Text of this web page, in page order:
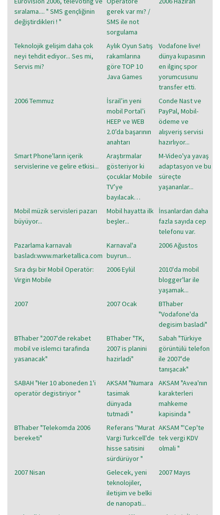
sıralama.... " SMS gençliğinin
değiştirdikleri ! "
gerek var mı? /
SMS ile not
sorgulama
Teknolojik gelişim daha çok
neyi tehdit ediyor... Ses mi,
Servis mi?
Aylık Oyun Satış
rakamlarına
göre TOP 10
Java Games
Vodafone live!
dünya kupasının
en ilginç spor
yorumcusunu
transfer etti.
2006 Temmuz
İsrail’in yeni
mobil Portal’i
HEEP ve WEB
2.0’da başarının
anahtarı
Conde Nast ve
PayPal, Mobil-
ödeme ve
alışveriş servisi
hazırlıyor...
Smart Phone'ların içerik
servislerine ve gelire etkisi...
Araştırmalar
gösteriyor ki
çocuklar Mobile
TV’ye
bayılacak…
M-Video'ya yavaş
adaptasyon ve bu
süreçte
yaşananlar...
Mobil müzik servisleri pazarı
büyüyor...
Mobil hayatta ilk
beşler...
İnsanlardan daha
fazla sayıda cep
telefonu var.
Pazarlama karnavalı
basladı:www.marketallica.com
Karnaval'a
buyrun...
2006 Ağustos
Sıra dışı bir Mobil Operatör:
Virgin Mobile
2006 Eylül
2010'da mobil
blogger'lar ile
yaşamak...
2007
2007 Ocak
BThaber
"Vodafone'da
degisim basladi"
BThaber "2007'de rekabet
mobil ve islemci tarafinda
yasanacak"
BThaber "TK,
2007 is planini
hazirladi"
Sabah "Türkiye
görüntülü telefon
ile 2007'de
tanışacak"
SABAH "Her 10 aboneden 1'i
operatör degistiriyor "
AKSAM "Numara
tasimak
dünyada
tutmadi "
AKSAM "Avea'nın
karakterleri
mahkeme
kapisinda "
BThaber "Telekomda 2006
bereketi"
Referans ''Murat
Vargi Turkcell'de
hisse satisini
sürdürüyor "
AKSAM "'Cep'te
tek vergi KDV
olmali "
2007 Nisan
Gelecek, yeni
teknolojiler,
iletişim ve belki
de nanopati...
2007 Mayıs